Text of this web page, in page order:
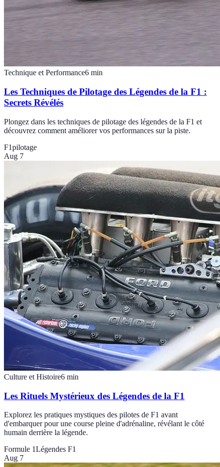
Technique et Performance6 min
Les Techniques de Pilotage des Légendes de la F1 :
Secrets Révélés
Plongez dans les techniques de pilotage des légendes de la F1 et
découvrez comment améliorer vos performances sur la piste.
F1pilotage
Aug 7
Culture et Histoire6 min
Les Rituels Mystérieux des Légendes de la F1
Explorez les pratiques mystiques des pilotes de F1 avant
d'embarquer pour une course pleine d'adrénaline, révélant le côté
humain derrière la légende.
Formule 1Légendes F1
Aug 7